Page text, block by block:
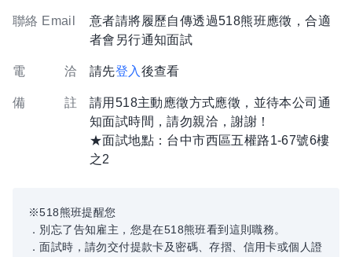
聯絡 Email
意者請將履歷自傳透過518熊班應徵，合適
者會另行通知面試
電 洽 請先登入 後查看
備 註
請用518主動應徵方式應徵，並待本公司通
知面試時間，請勿親洽，謝謝！
★面試地點：台中市西區五權路1-67號6樓
之2
※518熊班提醒您
．別忘了告知雇主，您是在518熊班看到這則職務。
．面試時，請勿交付提款卡及密碼、存摺、信用卡或個人證